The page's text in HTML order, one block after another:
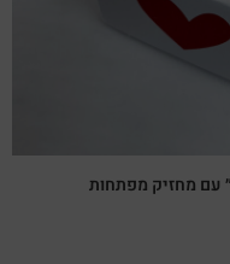
עם מחזיק מפתחות